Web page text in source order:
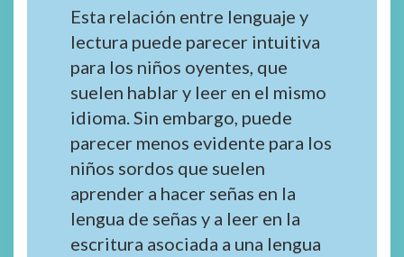
Esta relación entre lenguaje y
lectura puede parecer intuitiva
para los niños oyentes, que
suelen hablar y leer en el mismo
idioma. Sin embargo, puede
parecer menos evidente para los
niños sordos que suelen
aprender a hacer señas en la
lengua de señas y a leer en la
escritura asociada a una lengua